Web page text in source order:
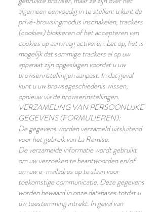
algemeen eenvoudig in te stellen: u kunt de
privé-browsingmodus inschakelen, trackers
(cookies) blokkeren of het accepteren van
cookies op aanvraag activeren. Let op, het is
mogelijk dat sommige trackers al op uw
apparaat zijn opgeslagen voordat u uw
browserinstellingen aanpast. In dat geval
kunt u uw browsegeschiedenis wissen,
opnieuw via de browserinstellingen.
VERZAMELING VAN PERSOONLIJKE
GEGEVENS (FORMULIEREN):
De gegevens worden verzameld uitsluitend
voor het gebruik van La Remise.
De verzamelde informatie wordt gebruikt
om uw verzoeken te beantwoorden en/of
om uw e-mailadres op te slaan voor
toekomstige communicatie. Deze gegevens
worden bewaard in onze databases totdat u
uw toestemming intrekt. In geval van